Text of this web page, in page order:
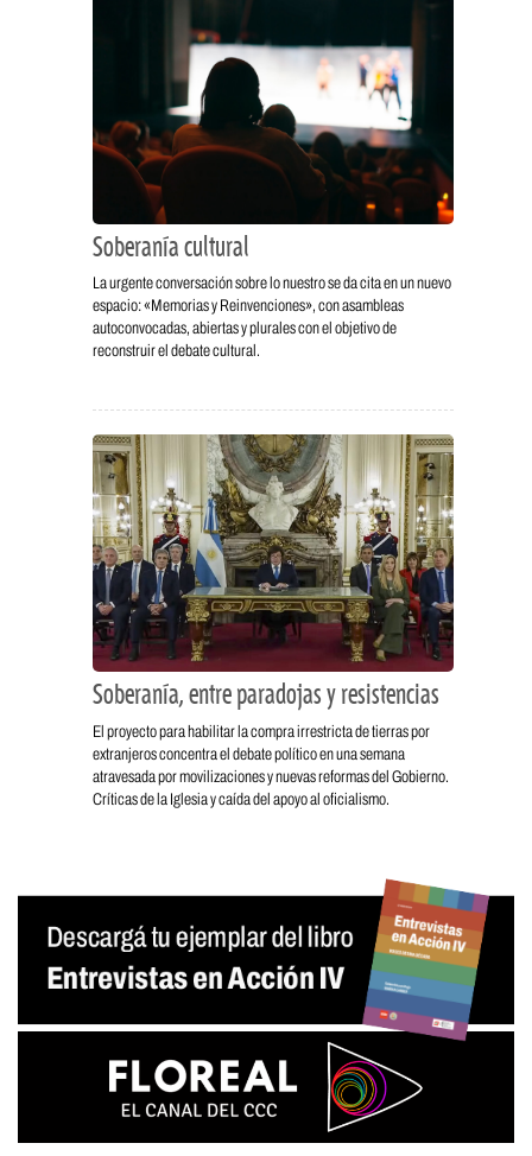
Soberanía cultural
La urgente conversación sobre lo nuestro se da cita en un nuevo
espacio: «Memorias y Reinvenciones», con asambleas
autoconvocadas, abiertas y plurales con el objetivo de
reconstruir el debate cultural.
Soberanía, entre paradojas y resistencias
El proyecto para habilitar la compra irrestricta de tierras por
extranjeros concentra el debate político en una semana
atravesada por movilizaciones y nuevas reformas del Gobierno.
Críticas de la Iglesia y caída del apoyo al oficialismo.